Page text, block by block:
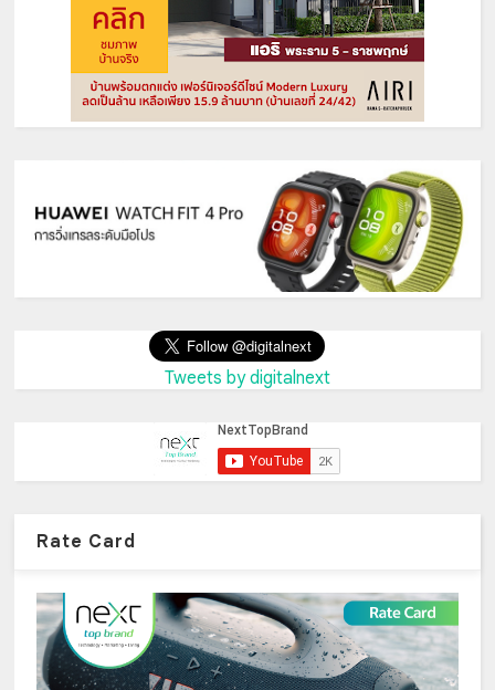
Tweets by digitalnext
Rate Card